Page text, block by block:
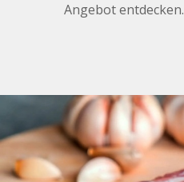
Angebot entdecken.